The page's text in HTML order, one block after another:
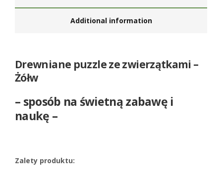
Additional information
Drewniane puzzle ze zwierzątkami –
Żółw
– sposób na świetną zabawę i
naukę –
Zalety produktu: